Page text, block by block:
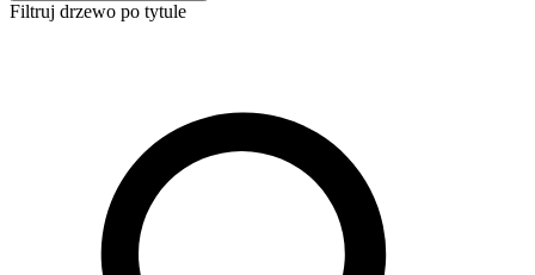
Filtruj drzewo po tytule